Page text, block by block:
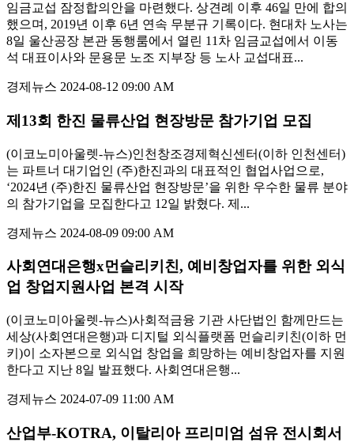
임금교섭 잠정합의안을 마련했다. 상견례 이후 46일 만에 합의
했으며, 2019년 이후 6년 연속 무분규 기록이다. 현대차 노사는
8일 울산공장 본관 동행룸에서 열린 11차 임금교섭에서 이동
석 대표이사와 문용문 노조 지부장 등 노사 교섭대표...
경제뉴스 2024-08-12 09:00 AM
제13회 한진 물류산업 현장방문 참가기업 모집
(이코노미아울렛-뉴스)인천창조경제혁신센터(이하 인천센터)
는 파트너 대기업인 (주)한진과의 대표적인 협업사업으로,
‘2024년 (주)한진 물류산업 현장방문’을 위한 우수한 물류 분야
의 참가기업을 모집한다고 12일 밝혔다. 제...
경제뉴스 2024-08-09 09:00 AM
사회연대은행x먼슬리키친, 예비창업자를 위한 외식
업 창업지원사업 본격 시작
(이코노미아울렛-뉴스)사회적금융 기관 사단법인 함께만드는
세상(사회연대은행)과 디지털 외식플랫폼 먼슬리키친(이하 먼
키)이 소자본으로 외식업 창업을 희망하는 예비창업자를 지원
한다고 지난 8일 발표했다. 사회연대은행...
경제뉴스 2024-07-09 11:00 AM
산업부-KOTRA, 이탈리아 프리미엄 섬유 전시회서